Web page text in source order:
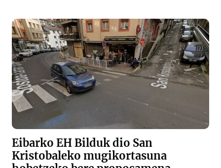
Eibarko EH Bilduk dio San
Kristobaleko mugikortasuna